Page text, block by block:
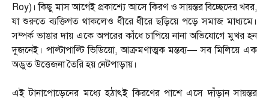
Roy)। কিছু মাস আগেই প্রকাশ্যে আসে কিরণ ও সায়ন্তর বিচ্ছেদের খবর,
যা শুরুতে ব্যক্তিগত থাকলেও ধীরে ধীরে ছড়িয়ে পড়ে সমাজ মাধ্যমে।
সম্পর্ক ভাঙার দায় একে অপরের কাঁধে চাপিয়ে নানা অভিযোগে মুখর হন
দুজনেই। পাল্টাপাল্টি ভিডিয়ো, আক্রমণাত্মক মন্তব্য— সব মিলিয়ে এক
অদ্ভুত উত্তেজনা তৈরি হয় নেটপাড়ায়।
এই টানাপোড়েনের মধ্যে হঠাৎই কিরণের পাশে এসে দাঁড়ান সায়ন্তর